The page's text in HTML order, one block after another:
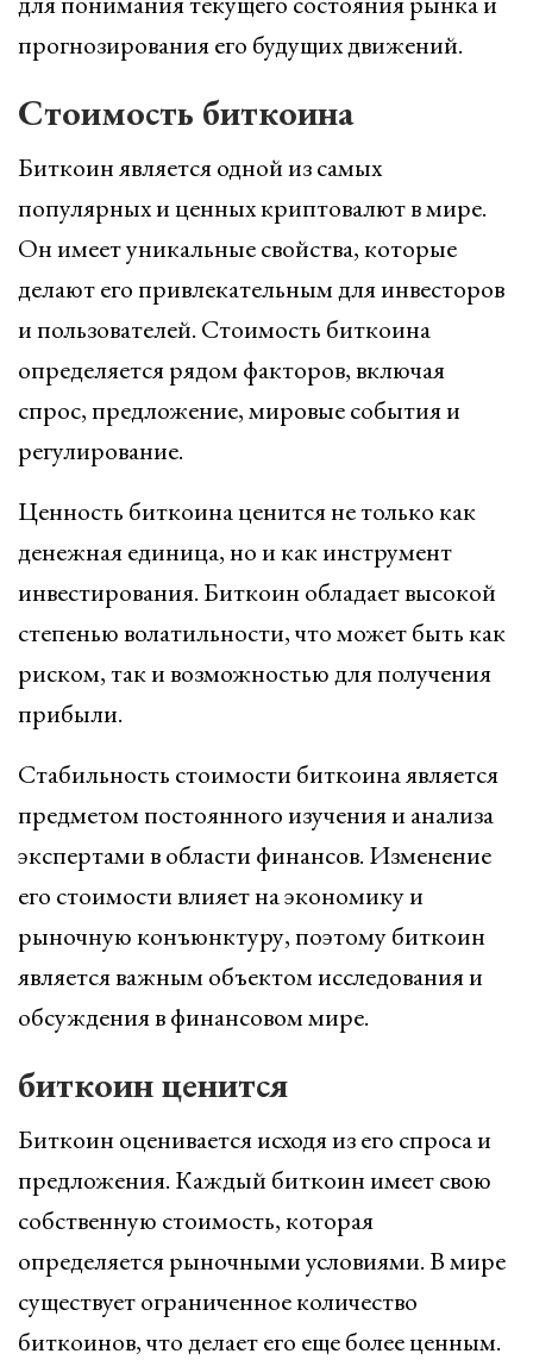
прогнозирования его будущих движений.
Стоимость биткоина
Биткоин является одной из самых
популярных и ценных криптовалют в мире.
Он имеет уникальные свойства, которые
делают его привлекательным для инвесторов
и пользователей. Стоимость биткоина
определяется рядом факторов, включая
спрос, предложение, мировые события и
регулирование.
Ценность биткоина ценится не только как
денежная единица, но и как инструмент
инвестирования. Биткоин обладает высокой
степенью волатильности, что может быть как
риском, так и возможностью для получения
прибыли.
Стабильность стоимости биткоина является
предметом постоянного изучения и анализа
экспертами в области финансов. Изменение
его стоимости влияет на экономику и
рыночную конъюнктуру, поэтому биткоин
является важным объектом исследования и
обсуждения в финансовом мире.
биткоин ценится
Биткоин оценивается исходя из его спроса и
предложения. Каждый биткоин имеет свою
собственную стоимость, которая
определяется рыночными условиями. В мире
существует ограниченное количество
биткоинов, что делает его еще более ценным.